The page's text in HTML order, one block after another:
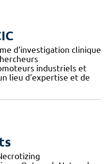
d'investigation clinique
industriels et
lieu d'expertise et de